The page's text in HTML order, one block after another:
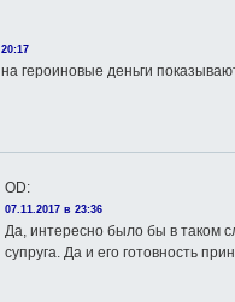
героиновые деньги
OD:
07.11.2017 в 23:36
Да, интересно было бы в таком
супруга. Да и его готовность